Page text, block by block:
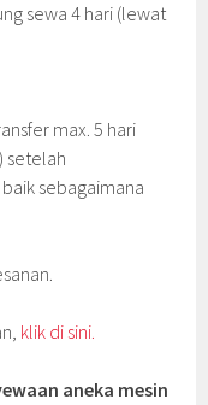
sewa 4 hari (lewat
max. 5 hari
setelah
sebagaimana
klik di sini.
aneka mesin